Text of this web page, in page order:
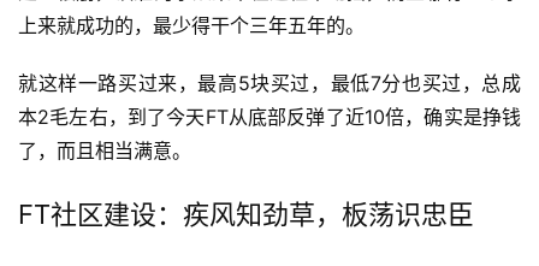
上来就成功的，最少得干个三年五年的。
就这样一路买过来，最高5块买过，最低7分也买过，总成
本2毛左右，到了今天FT从底部反弹了近10倍，确实是挣钱
了，而且相当满意。
FT社区建设：疾风知劲草，板荡识忠臣